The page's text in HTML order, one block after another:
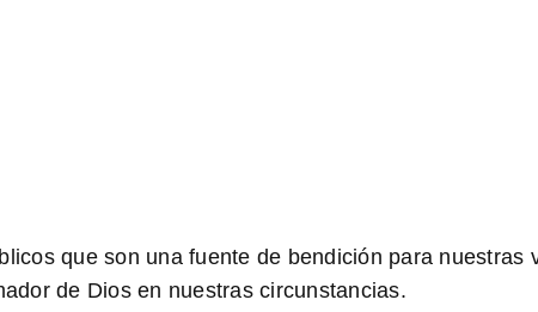
que son una fuente de bendición para
de Dios en nuestras circunstancias.